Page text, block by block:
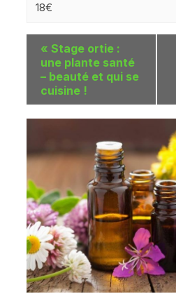
18€
« Stage ortie :
une plante santé
– beauté et qui se
cuisine !